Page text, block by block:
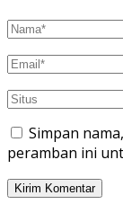
Simpan
peramban ini